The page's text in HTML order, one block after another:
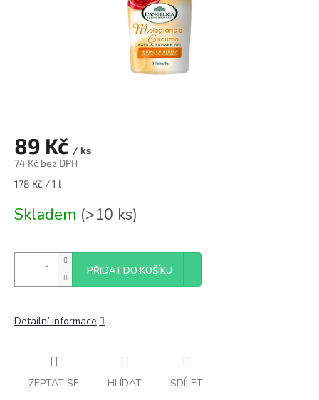
89 Kč / ks
74 Kč bez DPH
Měrná
178 Kč / 1 l
Skladem (>10 ks)
PŘIDAT DO KOŠÍKU
Detailní informace
ZEPTAT SE HLÍDAT SDÍLET